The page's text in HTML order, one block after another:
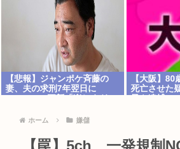
【悲報】ジャンポケ斉藤の
妻、夫の求刑7年翌日に
【大阪】
死亡させた
ホーム 嫌儲
【罠】5ch、一発規制